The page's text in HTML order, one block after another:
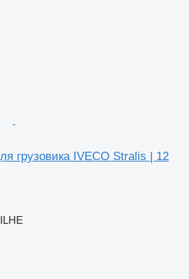
грузовика IVECO Stralis | 12